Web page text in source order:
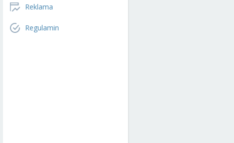
Reklama
Regulamin